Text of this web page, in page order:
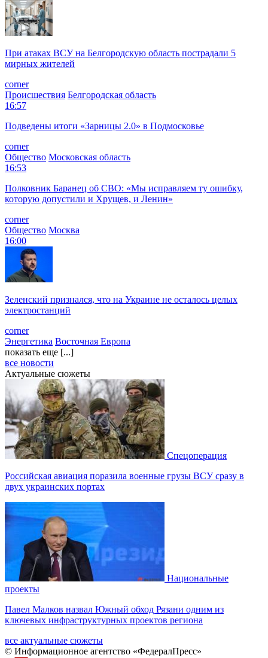
При атаках ВСУ на Белгородскую область пострадали 5
мирных жителей
corner
Происшествия Белгородская область
16:57
Подведены итоги «Зарницы 2.0» в Подмосковье
corner
Общество Московская область
16:53
Полковник Баранец об СВО: «Мы исправляем ту ошибку,
которую допустили и Хрущев, и Ленин»
corner
Общество Москва
16:00
Зеленский признался, что на Украине не осталось целых
электростанций
corner
Энергетика Восточная Европа
показать еще [...]
все новости
Актуальные сюжеты
Спецоперация
Российская авиация поразила военные грузы ВСУ сразу в
двух украинских портах
Национальные
проекты
Павел Малков назвал Южный обход Рязани одним из
ключевых инфраструктурных проектов региона
все актуальные сюжеты
© Информационное агентство «ФедералПресс»